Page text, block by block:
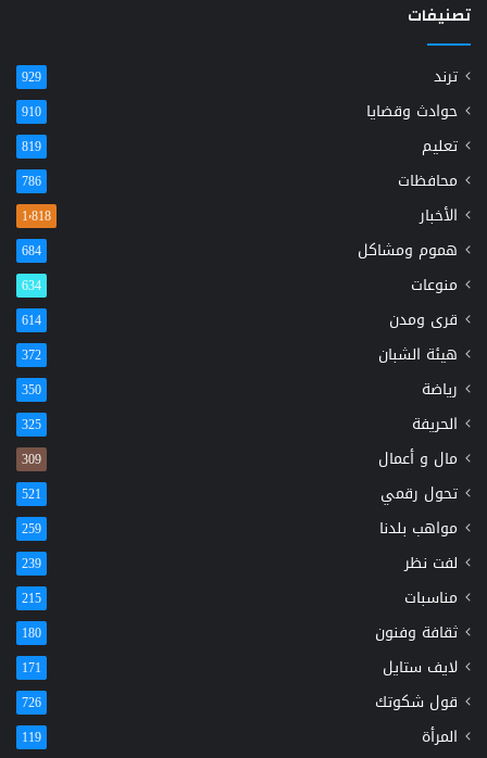
تصنيفات
ترند 929
حوادث وقضايا 910
تعليم 819
محافظات 786
الأخبار 1٬818
هموم ومشاكل 684
منوعات 634
قرى ومدن 614
هيئة الشبان 372
رياضة 350
الحريفة 325
مال و أعمال 309
تحول رقمي 521
مواهب بلدنا 259
لفت نظر 239
مناسبات 215
ثقافة وفنون 180
لايف ستايل 171
قول شكوتك 726
المرأة 119